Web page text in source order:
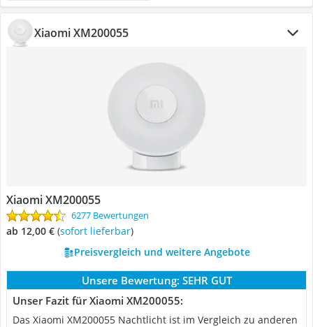
Xiaomi XM200055
Xiaomi XM200055
6277 Bewertungen
ab 12,00 € ( Sofort lieferbar)
Preisvergleich und weitere Angebote
Unsere Bewertung: SEHR GUT
Unser Fazit für Xiaomi XM200055:
Das Xiaomi XM200055 Nachtlicht ist im Vergleich zu anderen